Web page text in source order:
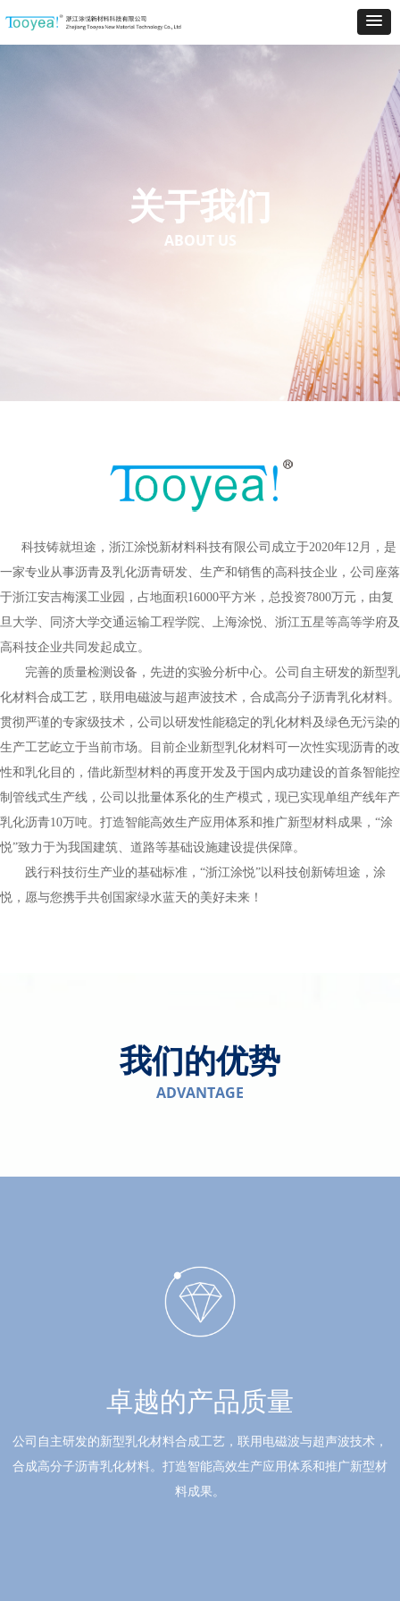
关于我们
ABOUT US
科技铸就坦途，浙江涂悦新材料科技有限公司成立于2020年12月，是
一家专业从事沥青及乳化沥青研发、生产和销售的高科技企业，公司座落
于浙江安吉梅溪工业园，占地面积16000平方米，总投资7800万元，由复
旦大学、同济大学交通运输工程学院、上海涂悦、浙江五星等高等学府及
高科技企业共同发起成立。
完善的质量检测设备，先进的实验分析中心。公司自主研发的新型乳
化材料合成工艺，联用电磁波与超声波技术，合成高分子沥青乳化材料。
贯彻严谨的专家级技术，公司以研发性能稳定的乳化材料及绿色无污染的
生产工艺屹立于当前市场。目前企业新型乳化材料可一次性实现沥青的改
性和乳化目的，借此新型材料的再度开发及于国内成功建设的首条智能控
制管线式生产线，公司以批量体系化的生产模式，现已实现单组产线年产
乳化沥青10万吨。打造智能高效生产应用体系和推广新型材料成果，“涂
悦”致力于为我国建筑、道路等基础设施建设提供保障。
践行科技衍生产业的基础标准，“浙江涂悦”以科技创新铸坦途，涂
悦，愿与您携手共创国家绿水蓝天的美好未来！
卓越的产品质量
公司自主研发的新型乳化材料合成工艺，联用电磁波与超声波技术，
合成高分子沥青乳化材料。 打造智能高效生产应用体系和推广新型材
料成果。
我们的优势
ADVANTAGE